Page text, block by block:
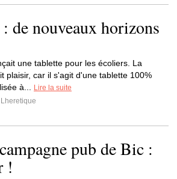
de nouveaux horizons
une tablette pour les écoliers. La
plaisir, car il s'agit d'une tablette 100%
à...
Lire la suite
Lheretique
pub de Bic :
!